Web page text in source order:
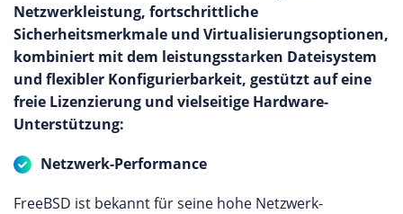
Netzwerkleistung, fortschrittliche
Sicherheitsmerkmale und Virtualisierungsoptionen,
kombiniert mit dem leistungsstarken Dateisystem
und flexibler Konfigurierbarkeit, gestützt auf eine
freie Lizenzierung und vielseitige Hardware-
Unterstützung:
Netzwerk-Performance
FreeBSD ist bekannt für seine hohe Netzwerk-